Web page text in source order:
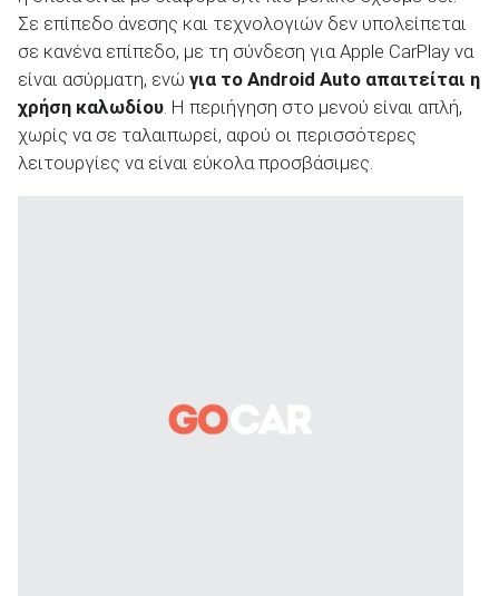
Σε επίπεδο άνεσης και τεχνολογιών δεν υπολείπεται
σε κανένα επίπεδο, με τη σύνδεση για Apple CarPlay να
είναι ασύρματη, ενώ για το Android Auto απαιτείται η
χρήση καλωδίου . Η περιήγηση στο μενού είναι απλή,
χωρίς να σε ταλαιπωρεί, αφού οι περισσότερες
λειτουργίες να είναι εύκολα προσβάσιμες.